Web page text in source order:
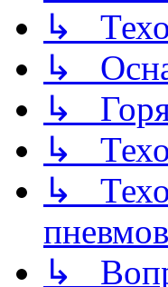
↳
↳
↳
↳
↳
↳